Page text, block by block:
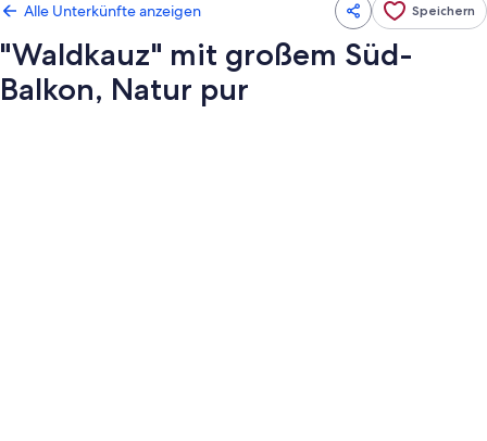
Alle Unterkünfte anzeigen Speichern
"Waldkauz" mit großem Süd-
Balkon, Natur pur